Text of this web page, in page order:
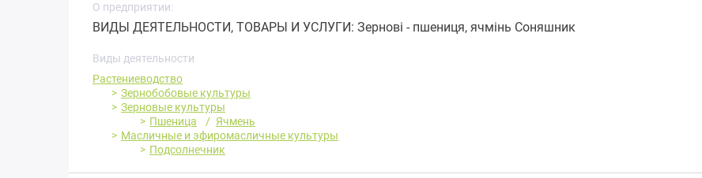
О предприятии:
ВИДЫ ДЕЯТЕЛЬНОСТИ, ТОВАРЫ И УСЛУГИ: Зернові - пшениця, ячмінь Соняшник
Виды деятельности
Растениеводство
Зернобобовые культуры
Зерновые культуры
Пшеница
Ячмень
Масличные и эфиромасличные культуры
Подсолнечник